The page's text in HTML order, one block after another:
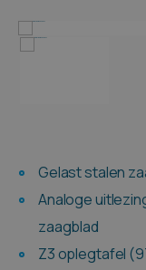
Gelast stalen
Analoge
zaagblad
Z3 oplegtafel